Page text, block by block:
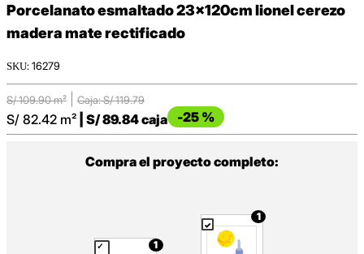
porcelanato esmaltado 23x120cm lionel cerezo
madera mate rectificado
:16279
S/109.90m² Caja: S/119.79
S/ 82.42 m² S/89.84caja -25 %
Compra el proyecto completo:
1
1